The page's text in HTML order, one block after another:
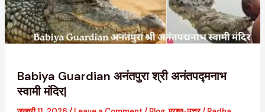
Babiya Guardian अनंतपुरा श्री अनंतपद्मनाभ
स्वामी मंदिर|
मंदिर|